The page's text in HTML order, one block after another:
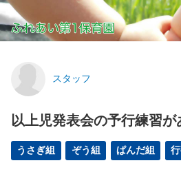
スタッフ
以上児発表会の予行練習
うさぎ組 ぞう組 ぱんだ組